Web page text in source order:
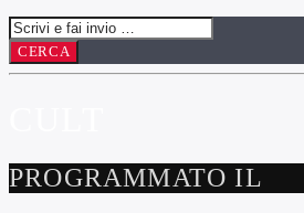
PROGRAMMATO IL